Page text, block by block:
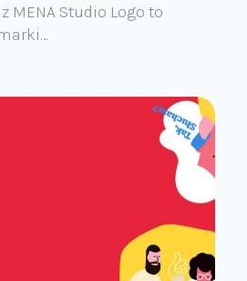
MENA Studio Logo to